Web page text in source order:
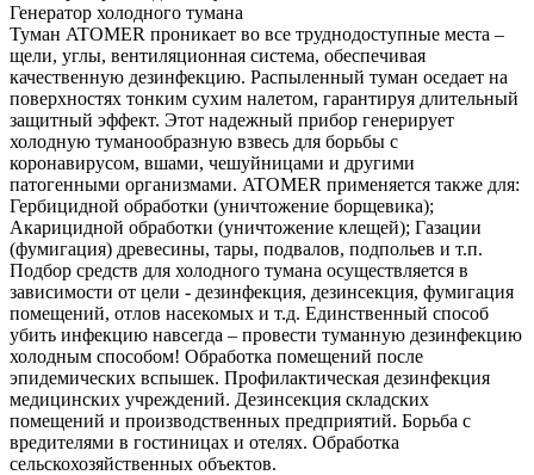
Генератор холодного тумана
Туман ATOMER проникает во все труднодоступные места –
щели, углы, вентиляционная система, обеспечивая
качественную дезинфекцию. Распыленный туман оседает на
поверхностях тонким сухим налетом, гарантируя длительный
защитный эффект. Этот надежный прибор генерирует
холодную туманообразную взвесь для борьбы с
коронавирусом, вшами, чешуйницами и другими
патогенными организмами. ATOMER применяется также для:
Гербицидной обработки (уничтожение борщевика);
Акарицидной обработки (уничтожение клещей); Газации
(фумигация) древесины, тары, подвалов, подпольев и т.п.
Подбор средств для холодного тумана осуществляется в
зависимости от цели - дезинфекция, дезинсекция, фумигация
помещений, отлов насекомых и т.д. Единственный способ
убить инфекцию навсегда – провести туманную дезинфекцию
холодным способом! Обработка помещений после
эпидемических вспышек. Профилактическая дезинфекция
медицинских учреждений. Дезинсекция складских
помещений и производственных предприятий. Борьба с
вредителями в гостиницах и отелях. Обработка
сельскохозяйственных объектов.